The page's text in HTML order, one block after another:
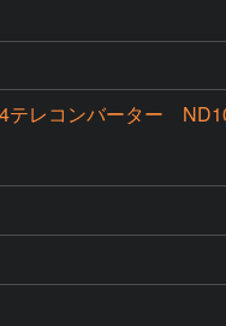
レコンバーター